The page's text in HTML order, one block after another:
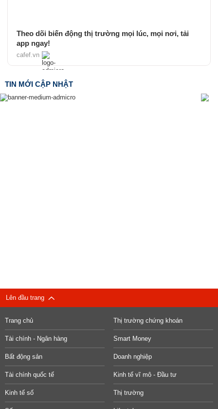
Theo dõi biến động thị trường mọi lúc, mọi nơi, tải
app ngay!
cafef.vn
TIN MỚI CẬP NHẬT
Lên đầu trang
Trang chủ Thị trường chứng khoán
Tài chính - Ngân hàng Smart Money
Bất động sản Doanh nghiệp
Tài chính quốc tế Kinh tế vĩ mô - Đầu tư
Kinh tế số Thị trường